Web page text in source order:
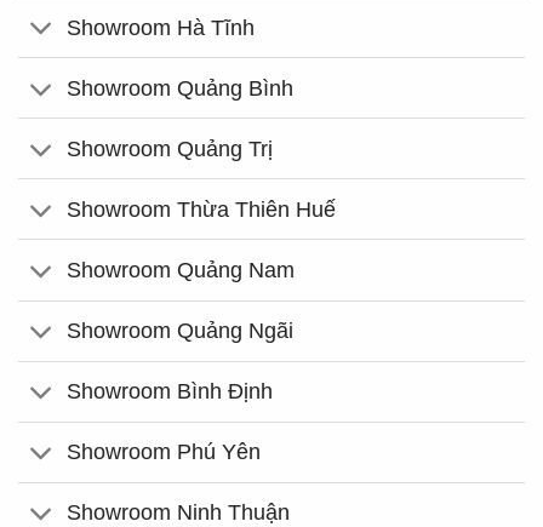
Showroom Hà Tĩnh
Showroom Quảng Bình
Showroom Quảng Trị
Showroom Thừa Thiên Huế
Showroom Quảng Nam
Showroom Quảng Ngãi
Showroom Bình Định
Showroom Phú Yên
Showroom Ninh Thuận